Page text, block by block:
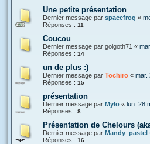
Une petite présentation
Dernier message par spacefrog «
Réponses : 11
Coucou
Dernier message par golgoth71 «
Réponses : 14
un de plus :)
Dernier message par Tochiro « mar.
Réponses : 15
présentation
Dernier message par Mylo « lun. 28
Réponses : 8
Présentation de Chelours
Dernier message par Mandy_pastel
Réponses : 16